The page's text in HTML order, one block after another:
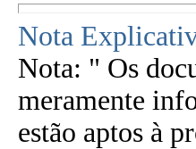
Nota
Nota: " Os
meramente
estão aptos à